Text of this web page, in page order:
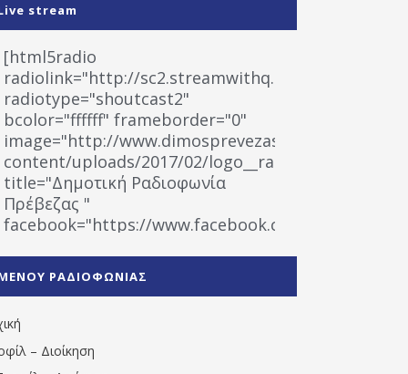
stream
[html5radio
radiolink="http://sc2.streamwithq.com:8028/
radiotype="shoutcast2"
bcolor="ffffff" frameborder="0"
image="http://www.dimosprevezas.gr/wp-
content/uploads/2017/02/logo__radiofonias.jpg"
title="Δημοτική Ραδιοφωνία
Πρέβεζας "
facebook="https://www.facebook.com/
1531194763766854/" artist="" ]
ΡΑΔΙΟΦΩΝΙΑΣ
– Διοίκηση